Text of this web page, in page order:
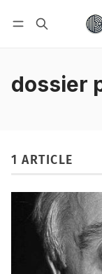
dossier
1 ARTICLE